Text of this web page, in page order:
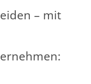
– mit